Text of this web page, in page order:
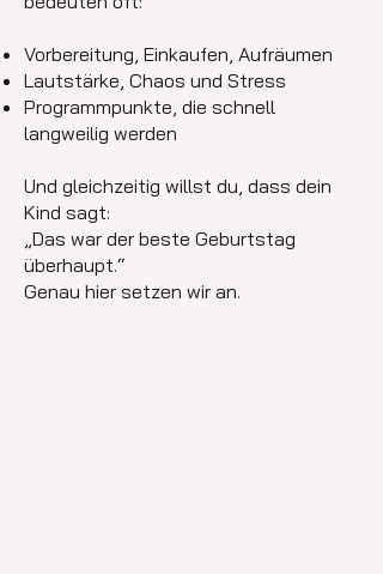
Vorbereitung, Einkaufen, Aufräumen
Lautstärke, Chaos und Stress
Programmpunkte, die schnell
langweilig werden
Und gleichzeitig willst du, dass dein
Kind sagt:
„Das war der beste Geburtstag
überhaupt.“
Genau hier setzen wir an.